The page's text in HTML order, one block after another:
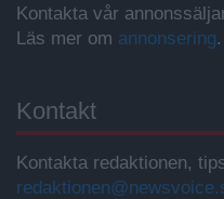
Kontakta vår
Läs mer om annonsering.
Kontakt
Kontakta redaktionen,